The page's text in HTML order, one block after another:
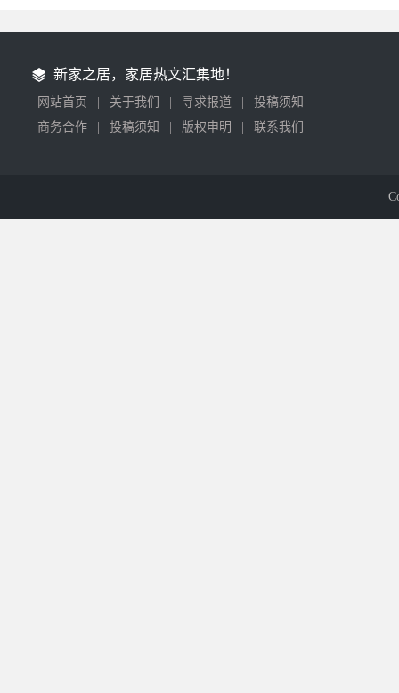
新家之居，家居热文汇集地！
网站首页 关于我们 寻求报道
投稿须知
商务合作
投稿须知 版权申明 联系我们